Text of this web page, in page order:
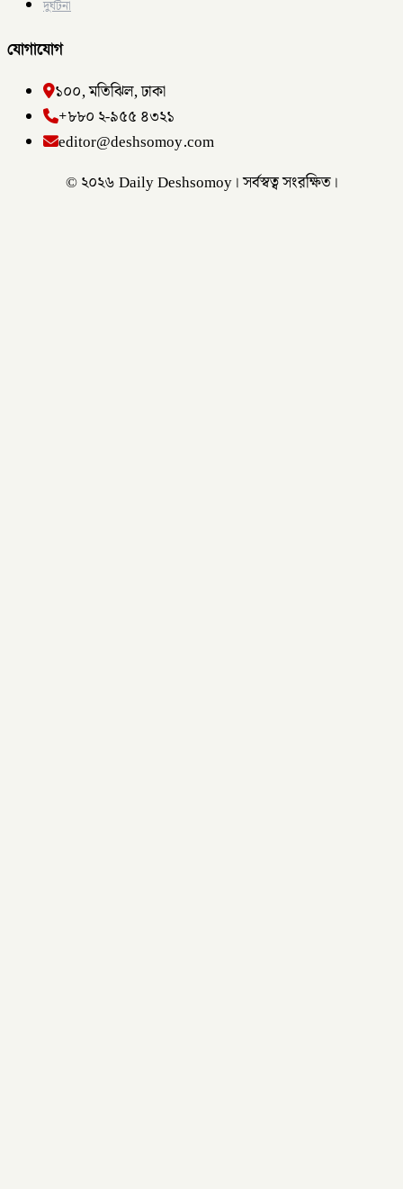
দুর্ঘটনা
যোগাযোগ
১০০, মতিঝিল, ঢাকা
+৮৮০ ২-৯৫৫ ৪৩২১
editor@deshsomoy.com
© ২০২৬ Daily Deshsomoy। সর্বস্বত্ব সংরক্ষিত।